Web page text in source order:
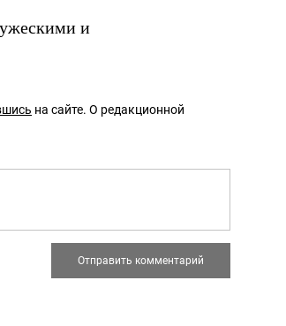
и
на сайте. О редакционной